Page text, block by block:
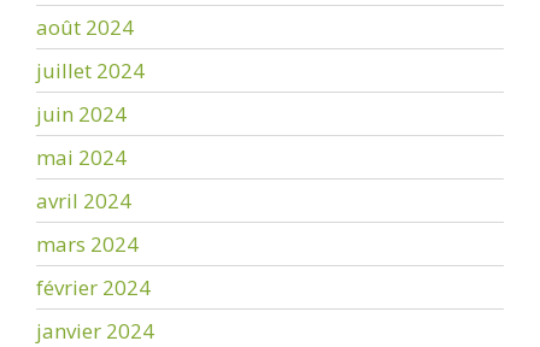
août 2024
juillet 2024
juin 2024
mai 2024
avril 2024
mars 2024
février 2024
janvier 2024